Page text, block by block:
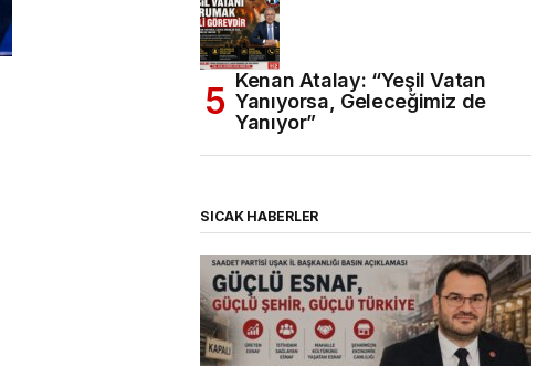
Kenan Atalay: “Yeşil Vatan
Yanıyorsa, Geleceğimiz de
Yanıyor”
SICAK HABERLER